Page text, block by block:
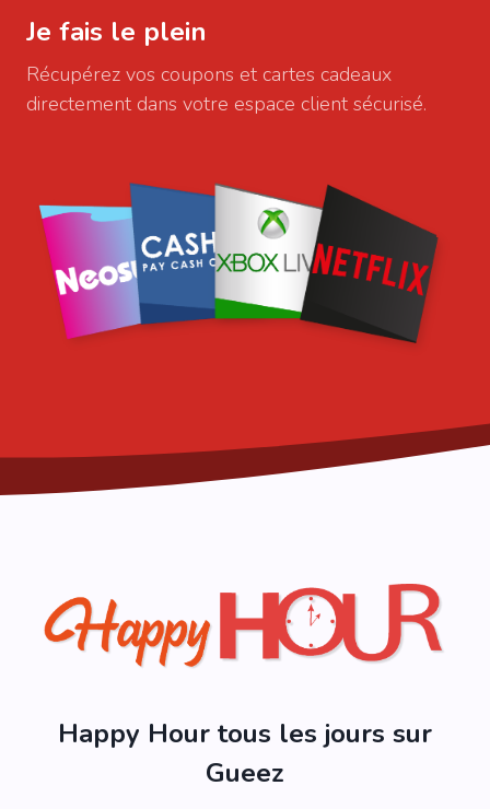
Je fais le plein
Récupérez vos coupons et cartes cadeaux
directement dans votre espace client sécurisé.
Happy Hour tous les jours sur
Gueez